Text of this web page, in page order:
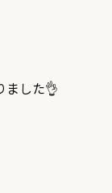
ました👌